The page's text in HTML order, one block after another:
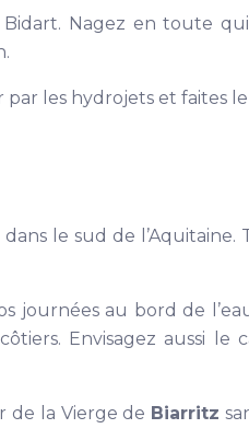
Nagez en toute
les hydrojets et faites
le sud de
journées au bord de
Envisagez aussi le
de la Vierge de Biarritz